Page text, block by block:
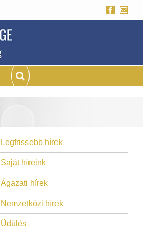
Facebook
Legfrissebb hírek
Saját híreink
Ágazati hírek
Nemzetközi hírek
Üdülés